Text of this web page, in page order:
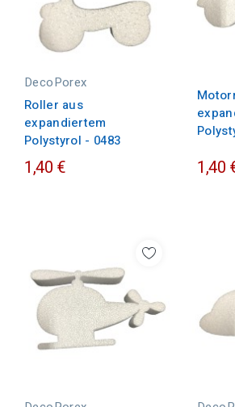
DecoPorex
Roller aus
expandiertem
Polystyrol - 0483
1,40 € 1,40